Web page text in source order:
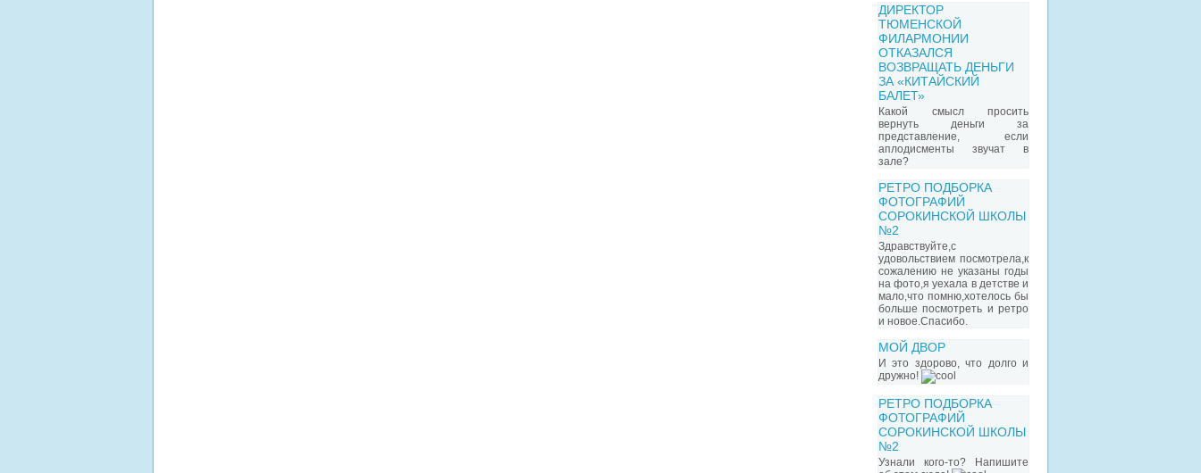
ДИРЕКТОР
ТЮМЕНСКОЙ
ФИЛАРМОНИИ
ОТКАЗАЛСЯ
ВОЗВРАЩАТЬ ДЕНЬГИ
ЗА «КИТАЙСКИЙ
БАЛЕТ»
Какой смысл просить
вернуть деньги за
представление, если
аплодисменты звучат в
зале?
РЕТРО ПОДБОРКА
ФОТОГРАФИЙ
СОРОКИНСКОЙ ШКОЛЫ
№2
Здравствуйте,с
удовольствием посмотрела,к
сожалению не указаны годы
на фото,я уехала в детстве и
мало,что помню,хотелось бы
больше посмотреть и ретро
и новое.Спасибо.
МОЙ ДВОР
И это здорово, что долго и
дружно!
РЕТРО ПОДБОРКА
ФОТОГРАФИЙ
СОРОКИНСКОЙ ШКОЛЫ
№2
Узнали кого-то? Напишите